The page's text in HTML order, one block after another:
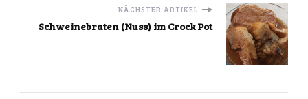
NÄCHSTER ARTIKEL
Schweinebraten (Nuss) im Crock Pot